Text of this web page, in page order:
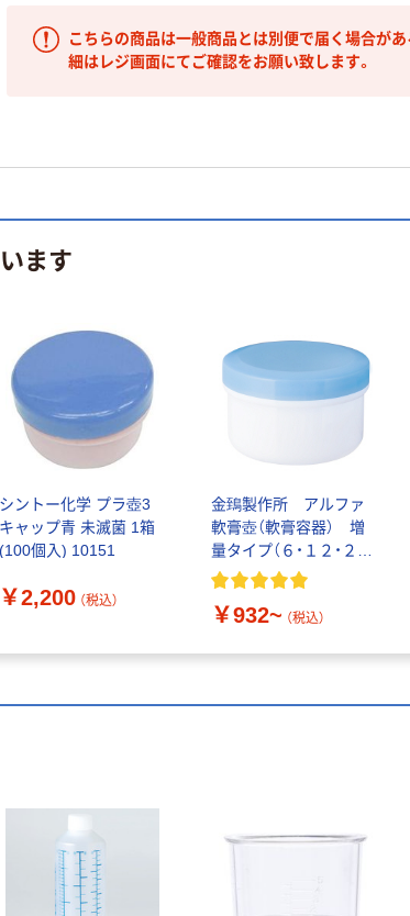
こちらの商品は一般商品とは別便で届く場合が
細はレジ画面にてご確認をお願い致します。
ます
シントー化学 プラ壺3
キャップ青 未滅菌 1箱
(100個入) 10151
￥2,200 （税込）
金鵄製作所 アルファ
軟膏壺（軟膏容器） 増
量タイプ（６・１２・２
４・３６・６０・１２０ｍ
￥932~ （税込）